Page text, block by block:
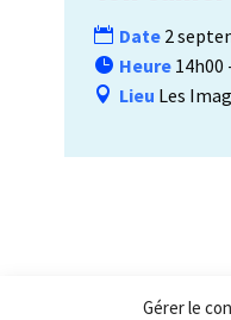
Gérer le
Date 2
Heure 14h00
Lieu Les